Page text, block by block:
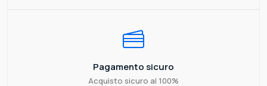
Pagamento sicuro
Acquisto sicuro al 100%